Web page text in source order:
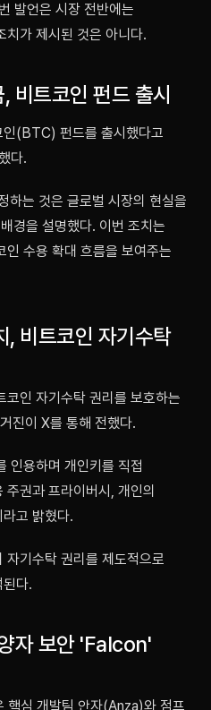
발언은 시장 전반에는
치가 제시된 것은 아니다.
비트코인 펀드 출시
인(BTC) 펀드를 출시했다고
다.
하는 것은 글로벌 시장의 현실을
경을 설명했다. 이번 조치는
인 수용 확대 흐름을 보여주는
, 비트코인 자기수탁
코인 자기수탁 권리를 보호하는
진이 X를 통해 전했다.
인용하며 개인키를 직접
권과 프라이버시, 개인의
고 밝혔다.
자기수탁 권리를 제도적으로
다.
자 보안 'Falcon'
핵심 개발팀 안자(Anza)와 점프